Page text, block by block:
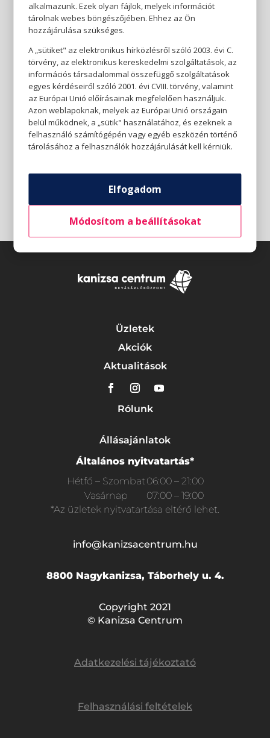
Üzletek
Akciók
Aktualitások
Rólunk
Állásajánlatok
Általános nyitvatartás*
Hétfő – Szombat06:00 – 21:00
Vasárnap
07:00 – 19:00
*Az üzletek nyitvatartása eltérő lehet.
info@kanizsacentrum.hu
8800 Nagykanizsa, Táborhely u. 4.
Copyright 2021
© Kanizsa Centrum
Adatkezelési tájékoztató
Felhasználási feltételek
alkalmazunk. Ezek olyan fájlok, melyek információt
tárolnak webes böngészőjében. Ehhez az Ön
hozzájárulása szükséges.
A „sütiket" az elektronikus hírközlésről szóló 2003. évi C.
törvény, az elektronikus kereskedelmi szolgáltatások, az
információs társadalommal összefüggő szolgáltatások
egyes kérdéseiről szóló 2001. évi CVIII. törvény, valamint
az Európai Unió előírásainak megfelelően használjuk.
Azon weblapoknak, melyek az Európai Unió országain
belül működnek, a „sütik" használatához, és ezeknek a
felhasználó számítógépén vagy egyéb eszközén történő
tárolásához a felhasználók hozzájárulását kell kérniük.
Elfogadom
Módosítom a beállításokat